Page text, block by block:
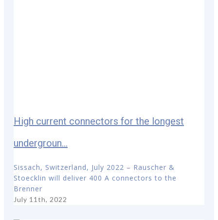
High current connectors for the longest
undergroun...
Sissach, Switzerland, July 2022 – Rauscher &
Stoecklin will deliver 400 A connectors to the
Brenner
July 11th, 2022